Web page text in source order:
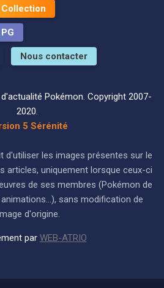
Nous contacter
Pokémon. Copyright 2007-
2020.
5 Sérénité
d'utiliser les images présentes sur le
articles, uniquement lorsque ceux-ci
de ses membres (Pokémon de
sans modification de
d'origine.
par WEB-ATRIO